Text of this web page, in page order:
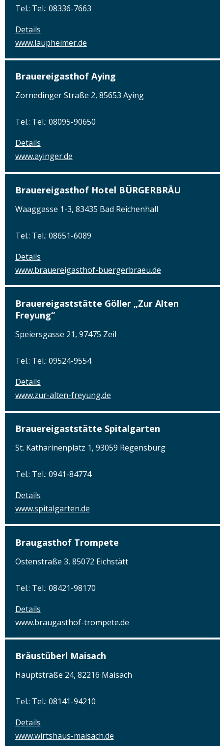
Tel.: Tel.: 08336-7663
Details
www.laupheimer.de
Brauereigasthof Aying
Zornedinger Straße 2, 85653 Aying
Tel.: Tel.: 08095-90650
Details
www.ayinger.de
Brauereigasthof Hotel BÜRGERBRÄU
Waaggasse 1-3, 83435 Bad Reichenhall
Tel.: Tel.: 08651-6089
Details
www.brauereigasthof-buergerbraeu.de
Brauereigaststätte Göller „Zur Alten
Freyung“
Speiersgasse 21, 97475 Zeil
Tel.: Tel.: 09524-9554
Details
www.zur-alten-freyung.de
Brauereigaststätte Spitalgarten
St. Katharinenplatz 1, 93059 Regensburg
Tel.: Tel.: 0941-84774
Details
www.spitalgarten.de
Braugasthof Trompete
Ostenstraße 3, 85072 Eichstätt
Tel.: Tel.: 08421-98170
Details
www.braugasthof-trompete.de
Bräustüberl Maisach
Hauptstraße 24, 82216 Maisach
Tel.: Tel.: 08141-94210
Details
www.wirtshaus-maisach.de